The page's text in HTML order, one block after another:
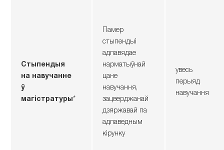
Стыпендыя
на навучанне
ў
магістратуры*
Памер
стыпендыі
адпавядае
нарматыўнай
цане
навучання,
зацверджанай
дзяржавай па
адпаведным
кірунку
увесь
перыяд
навучання